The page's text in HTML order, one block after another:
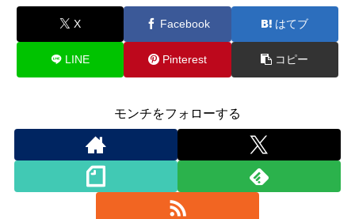
X Facebook はてブ
LINE Pinterest コピー
モンチをフォローする